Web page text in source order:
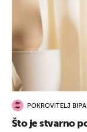
POKROVITELJ BIPA
Što je stvarno